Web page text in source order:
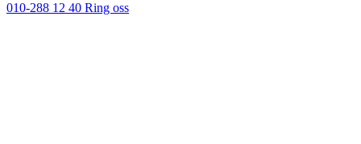
010-288 12 40 Ring oss